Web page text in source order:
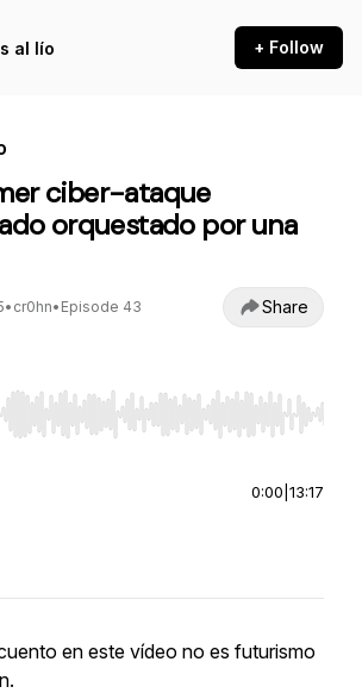
al lío + Follow
ciber-ataque
orquestado por una
• cr0hn• Episode 43 Share
Right to seek, Home/End to jump to
0:00 13:17
en este vídeo no es futurismo